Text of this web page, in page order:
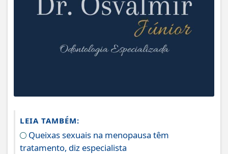
LEIA TAMBÉM:
Queixas sexuais na menopausa têm
tratamento, diz especialista